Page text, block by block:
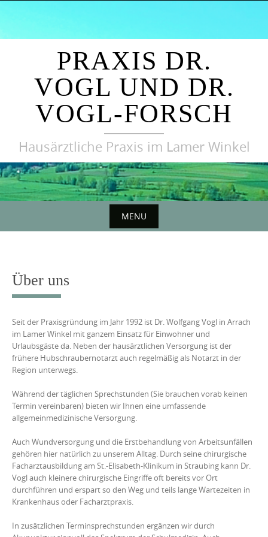
content
PRAXIS DR.
VOGL UND DR.
VOGL-FORSCH
Hausärztliche Praxis im Lamer Winkel
MENU
content
Über uns
Seit der Praxisgründung im Jahr 1992 ist Dr. Wolfgang Vogl in Arrach
im Lamer Winkel mit ganzem Einsatz für Einwohner und
Urlaubsgäste da. Neben der hausärztlichen Versorgung ist der
frühere Hubschraubernotarzt auch regelmäßig als Notarzt in der
Region unterwegs.
Während der täglichen Sprechstunden (Sie brauchen vorab keinen
Termin vereinbaren) bieten wir Ihnen eine umfassende
allgemeinmedizinische Versorgung.
Auch Wundversorgung und die Erstbehandlung von Arbeitsunfällen
gehören hier natürlich zu unserem Alltag. Durch seine chirurgische
Facharztausbildung am St.-Elisabeth-Klinikum in Straubing kann Dr.
Vogl auch kleinere chirurgische Eingriffe oft bereits vor Ort
durchführen und erspart so den Weg und teils lange Wartezeiten in
Krankenhaus oder Facharztpraxis.
In zusätzlichen Terminsprechstunden ergänzen wir durch